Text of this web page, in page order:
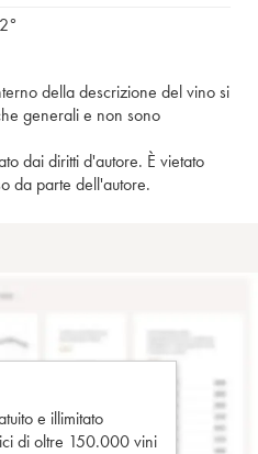
della descrizione del vino si
generali e non sono
dai diritti d'autore. È vietato
da parte dell'autore.
e illimitato
di oltre 150.000 vini